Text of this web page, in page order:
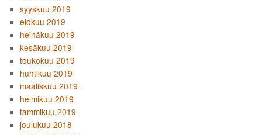
syyskuu 2019
elokuu 2019
heinäkuu 2019
kesäkuu 2019
toukokuu 2019
huhtikuu 2019
maaliskuu 2019
helmikuu 2019
tammikuu 2019
joulukuu 2018